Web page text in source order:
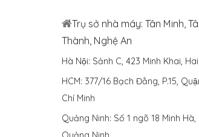
Trụ sở nhà máy: Tân Minh,
Thành, Nghệ An
Hà Nội: Sảnh C, 423 Minh Khai,
HCM: 377/16 Bạch Đằng, P.15,
Chí Minh
Quảng Ninh: Số 1 ngõ 18 Minh Hà,